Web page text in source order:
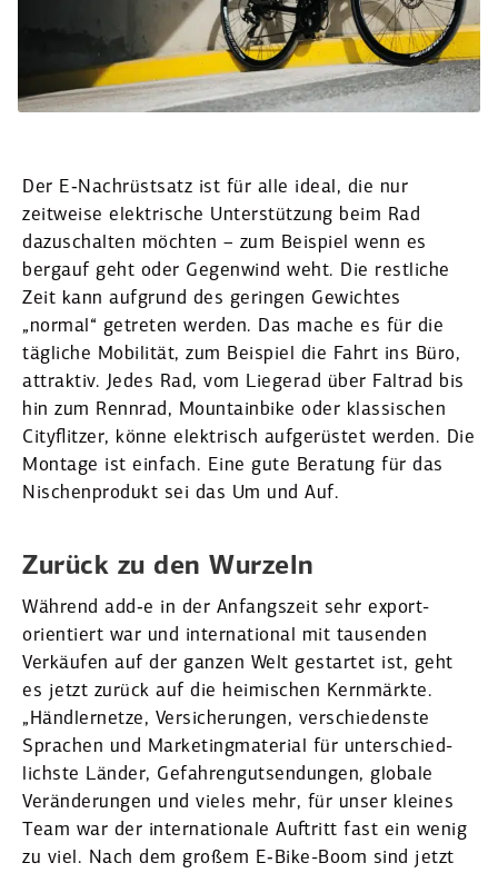
Der E‑Nachrüstsatz ist für alle ideal, die nur
zeitweise elektrische Unter­stützung beim Rad
dazuschalten möchten – zum Beispiel wenn es
bergauf geht oder Gegenwind weht. Die restliche
Zeit kann aufgrund des geringen Gewichtes
„normal“ getreten werden. Das mache es für die
tägliche Mobilität, zum Beispiel die Fahrt ins Büro,
attraktiv. Jedes Rad, vom Liegerad über Faltrad bis
hin zum Rennrad, Mountainbike oder klassi­schen
Cityflitzer, könne elektrisch aufge­rüstet werden. Die
Montage ist einfach. Eine gute Beratung für das
Nischen­produkt sei das Um und Auf.
Zurück zu den Wurzeln
Während add‑e in der Anfangszeit sehr export­
orientiert war und inter­na­tional mit tausenden
Verkäufen auf der ganzen Welt gestartet ist, geht
es jetzt zurück auf die heimi­schen Kernmärkte.
„Händler­netze, Versi­che­rungen, verschie­denste
Sprachen und Marke­ting­ma­terial für unter­schied­
lichste Länder, Gefah­ren­gut­sen­dungen, globale
Verän­de­rungen und vieles mehr, für unser kleines
Team war der inter­na­tionale Auftritt fast ein wenig
zu viel. Nach dem großem E‑Bike-Boom sind jetzt